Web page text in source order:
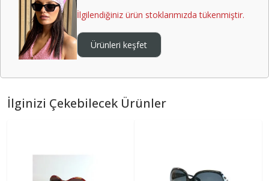
İlgilendiğiniz ürün stoklarımızda tükenmiştir.
Ürünleri keşfet
İlginizi Çekebilecek Ürünler